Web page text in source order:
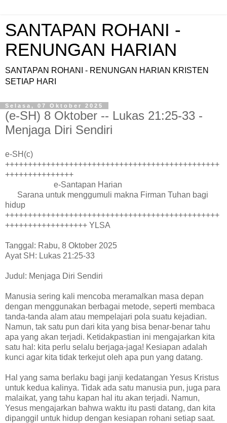
SANTAPAN ROHANI -
RENUNGAN HARIAN
SANTAPAN ROHANI - RENUNGAN HARIAN KRISTEN
SETIAP HARI
Selasa, 07 Oktober 2025
(e-SH) 8 Oktober -- Lukas 21:25-33 -
Menjaga Diri Sendiri
e-SH(c)
+++++++++++++++++++++++++++++++++++++++++++++++
+++++++++++++++
e-Santapan Harian
Sarana untuk menggumuli makna Firman Tuhan bagi
hidup
+++++++++++++++++++++++++++++++++++++++++++++++
++++++++++++++++++ YLSA
Tanggal: Rabu, 8 Oktober 2025
Ayat SH: Lukas 21:25-33
Judul: Menjaga Diri Sendiri
Manusia sering kali mencoba meramalkan masa depan
dengan menggunakan berbagai metode, seperti membaca
tanda-tanda alam atau mempelajari pola suatu kejadian.
Namun, tak satu pun dari kita yang bisa benar-benar tahu
apa yang akan terjadi. Ketidakpastian ini mengajarkan kita
satu hal: kita perlu selalu berjaga-jaga! Kesiapan adalah
kunci agar kita tidak terkejut oleh apa pun yang datang.
Hal yang sama berlaku bagi janji kedatangan Yesus Kristus
untuk kedua kalinya. Tidak ada satu manusia pun, juga para
malaikat, yang tahu kapan hal itu akan terjadi. Namun,
Yesus mengajarkan bahwa waktu itu pasti datang, dan kita
dipanggil untuk hidup dengan kesiapan rohani setiap saat.